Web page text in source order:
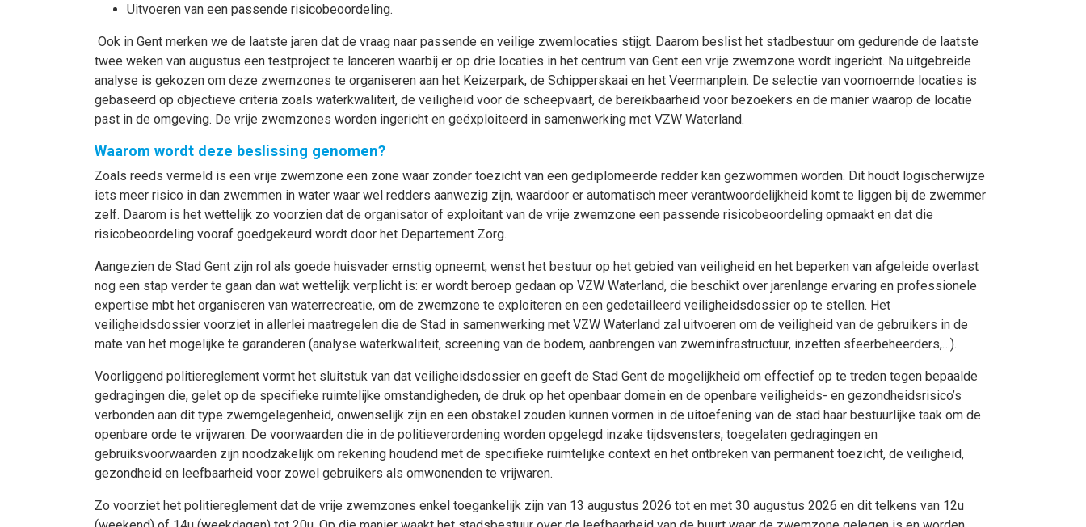
Uitvoeren van een passende risicobeoordeling.
Ook in Gent merken we de laatste jaren dat de vraag naar passende en veilige zwemlocaties stijgt. Daarom beslist het stadbestuur om gedurende de laatste
twee weken van augustus een testproject te lanceren waarbij er op drie locaties in het centrum van Gent een vrije zwemzone wordt ingericht. Na uitgebreide
analyse is gekozen om deze zwemzones te organiseren aan het Keizerpark, de Schipperskaai en het Veermanplein. De selectie van voornoemde locaties is
gebaseerd op objectieve criteria zoals waterkwaliteit, de veiligheid voor de scheepvaart, de bereikbaarheid voor bezoekers en de manier waarop de locatie
past in de omgeving. De vrije zwemzones worden ingericht en geëxploiteerd in samenwerking met VZW Waterland.
Waarom wordt deze beslissing genomen?
Zoals reeds vermeld is een vrije zwemzone een zone waar zonder toezicht van een gediplomeerde redder kan gezwommen worden. Dit houdt logischerwijze
iets meer risico in dan zwemmen in water waar wel redders aanwezig zijn, waardoor er automatisch meer verantwoordelijkheid komt te liggen bij de zwemmer
zelf. Daarom is het wettelijk zo voorzien dat de organisator of exploitant van de vrije zwemzone een passende risicobeoordeling opmaakt en dat die
risicobeoordeling vooraf goedgekeurd wordt door het Departement Zorg.
Aangezien de Stad Gent zijn rol als goede huisvader ernstig opneemt, wenst het bestuur op het gebied van veiligheid en het beperken van afgeleide overlast
nog een stap verder te gaan dan wat wettelijk verplicht is: er wordt beroep gedaan op VZW Waterland, die beschikt over jarenlange ervaring en professionele
expertise mbt het organiseren van waterrecreatie, om de zwemzone te exploiteren en een gedetailleerd veiligheidsdossier op te stellen. Het
veiligheidsdossier voorziet in allerlei maatregelen die de Stad in samenwerking met VZW Waterland zal uitvoeren om de veiligheid van de gebruikers in de
mate van het mogelijke te garanderen (analyse waterkwaliteit, screening van de bodem, aanbrengen van zweminfrastructuur, inzetten sfeerbeheerders,…).
Voorliggend politiereglement vormt het sluitstuk van dat veiligheidsdossier en geeft de Stad Gent de mogelijkheid om effectief op te treden tegen bepaalde
gedragingen die, gelet op de specifieke ruimtelijke omstandigheden, de druk op het openbaar domein en de openbare veiligheids- en gezondheidsrisico’s
verbonden aan dit type zwemgelegenheid, onwenselijk zijn en een obstakel zouden kunnen vormen in de uitoefening van de stad haar bestuurlijke taak om de
openbare orde te vrijwaren. De voorwaarden die in de politieverordening worden opgelegd inzake tijdsvensters, toegelaten gedragingen en
gebruiksvoorwaarden zijn noodzakelijk om rekening houdend met de specifieke ruimtelijke context en het ontbreken van permanent toezicht, de veiligheid,
gezondheid en leefbaarheid voor zowel gebruikers als omwonenden te vrijwaren.
Zo voorziet het politiereglement dat de vrije zwemzones enkel toegankelijk zijn van 13 augustus 2026 tot en met 30 augustus 2026 en dit telkens van 12u